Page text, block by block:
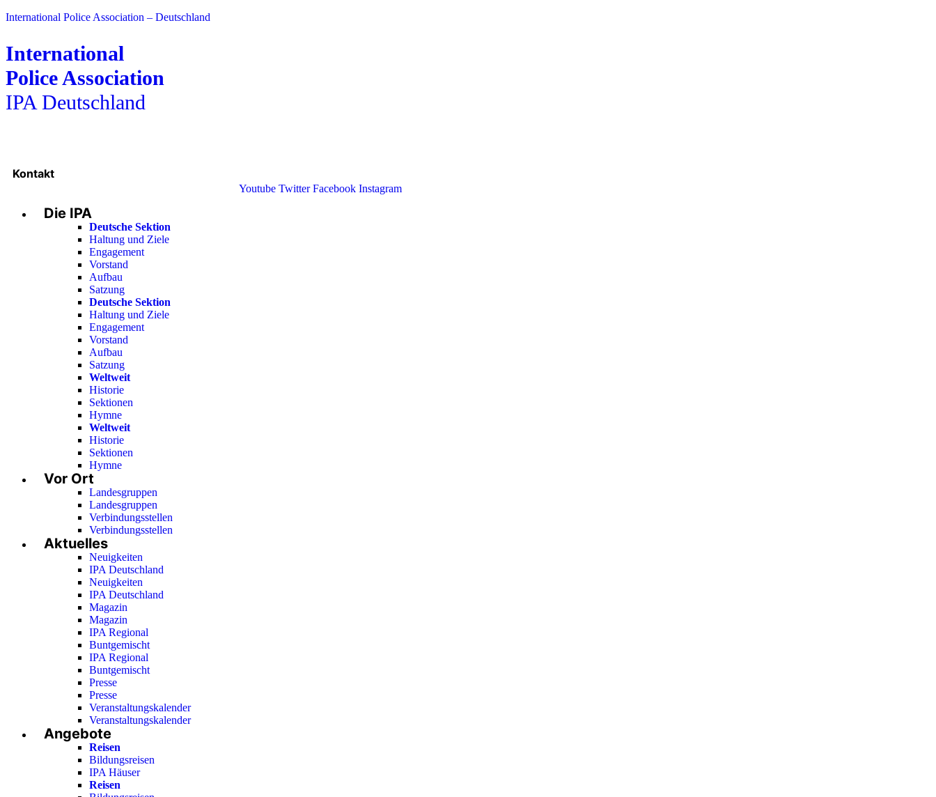
International Police Association – Deutschland
International
Police Association
IPA Deutschland
Kontakt
Youtube Twitter Facebook Instagram
Die IPA
Deutsche Sektion
Haltung und Ziele
Engagement
Vorstand
Aufbau
Satzung
Deutsche Sektion
Haltung und Ziele
Engagement
Vorstand
Aufbau
Satzung
Weltweit
Historie
Sektionen
Hymne
Weltweit
Historie
Sektionen
Hymne
Vor Ort
Landesgruppen
Landesgruppen
Verbindungsstellen
Verbindungsstellen
Aktuelles
Neuigkeiten
IPA Deutschland
Neuigkeiten
IPA Deutschland
Magazin
Magazin
IPA Regional
Buntgemischt
IPA Regional
Buntgemischt
Presse
Presse
Veranstaltungskalender
Veranstaltungskalender
Angebote
Reisen
Bildungsreisen
IPA Häuser
Reisen